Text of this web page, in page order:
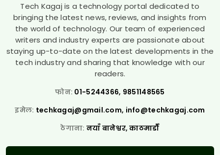
Tech Kagaj is a technology portal dedicated to
bringing the latest news, reviews, and insights from
the world of technology. Our team of experienced
writers and industry experts are passionate about
staying up-to-date on the latest developments in the
tech industry and sharing that knowledge with our
readers.
फोन: 01-5244366, 9851148565
इमेल: techkagaj@gmail.com, info@techkagaj.com
ठेगाना: नयाँ बानेश्वर, काठमाडौँ